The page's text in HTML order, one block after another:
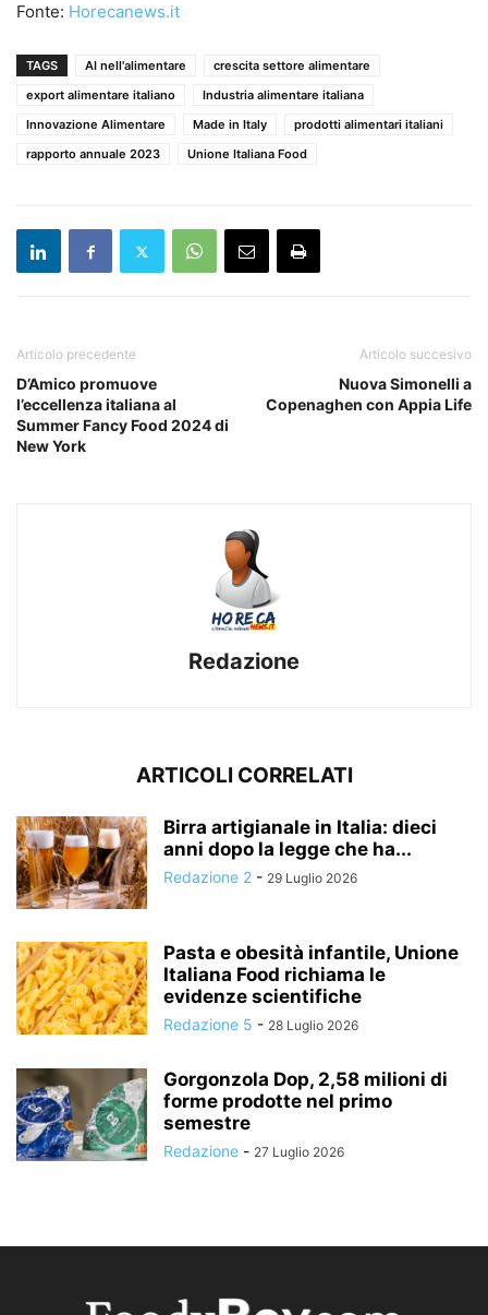
Fonte: Horecanews.it
TAGS AI nell'alimentare
crescita settore alimentare
export alimentare italiano
Industria alimentare italiana
Innovazione Alimentare
Made in Italy
prodotti alimentari italiani
rapporto annuale 2023
Unione Italiana Food
Articolo precedente
D’Amico promuove
l’eccellenza italiana al
Summer Fancy Food 2024 di
New York
Articolo succesivo
Nuova Simonelli a
Copenaghen con Appia Life
Redazione
ARTICOLI CORRELATI
Birra artigianale in Italia: dieci
anni dopo la legge che ha...
Redazione 2 - 29 Luglio 2026
Pasta e obesità infantile, Unione
Italiana Food richiama le
evidenze scientifiche
Redazione 5 - 28 Luglio 2026
Gorgonzola Dop, 2,58 milioni di
forme prodotte nel primo
semestre
Redazione - 27 Luglio 2026